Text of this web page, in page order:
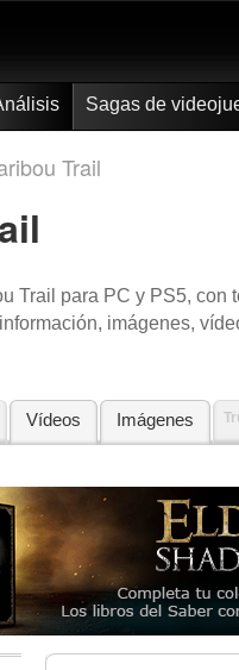
Sagas de
Trail
Trail para PC y PS5, con
imágenes,
Vídeos Imágenes